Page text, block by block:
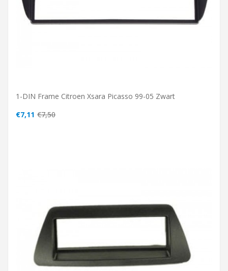
1-DIN Frame Citroen Xsara Picasso 99-05 Zwart
€7,11 €7,50